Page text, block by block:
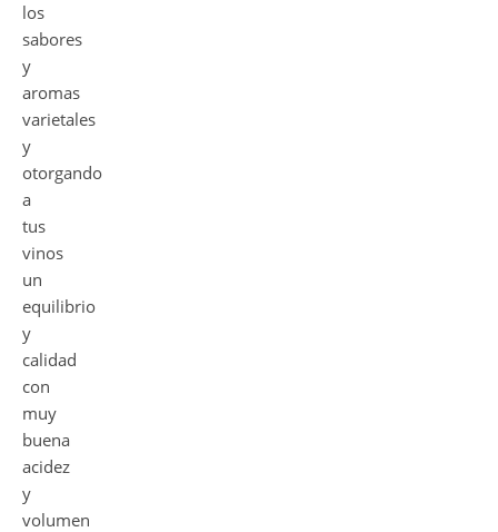
los
sabores
y
aromas
varietales
y
otorgando
a
tus
vinos
un
equilibrio
y
calidad
con
muy
buena
acidez
y
volumen